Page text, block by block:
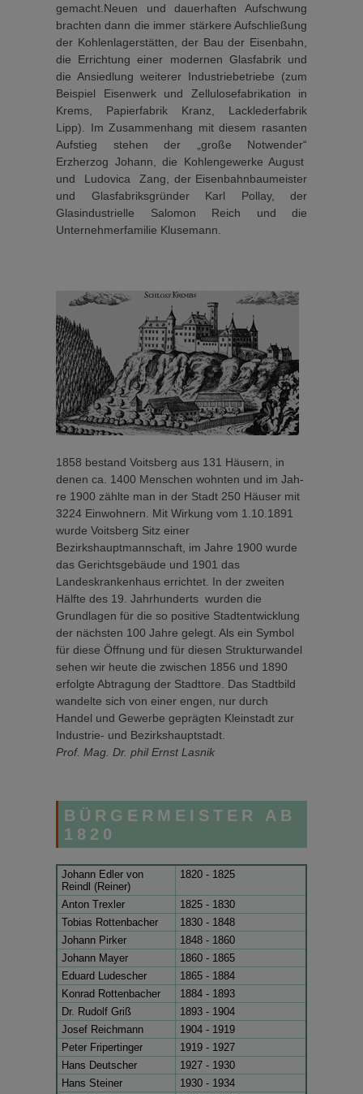
gemacht.Neuen und dauerhaften Aufschwung
brachten dann die immer stärkere Aufschließung
der Kohlenlagerstätten, der Bau der Eisenbahn,
die Errichtung einer modernen Glasfabrik und
die Ansiedlung weiterer In­dustriebetriebe (zum
Beispiel Eisenwerk und Zellulosefabri­kation in
Krems, Papierfabrik Kranz, Lacklederfabrik
Lipp). Im Zusammenhang mit diesem ra­santen
Aufstieg stehen der „gro­ße Notwender“
Erzherzog Jo­hann, die Kohlengewerke Au­gust
und Ludovica Zang, der Eisenbahnbaumeister
und Glasfabriksgründer Karl Pollay, der
Glasindustrielle Salomon Reich und die
Unternehmer­familie Klusemann.
1858 bestand Voitsberg aus 131 Häusern, in
denen ca. 1400 Menschen wohnten und im Jah­
re 1900 zählte man in der Stadt 250 Häuser mit
3224 Einwoh­nern. Mit Wirkung vom 1.10.1891
wurde Voitsberg Sitz ei­ner
Bezirkshauptmannschaft, im Jahre 1900 wurde
das Gerichtsgebäude und 1901 das
Landeskrankenhaus errichtet. In der zweiten
Hälfte des 19. Jahrhunderts wurden die
Grundlagen für die so positive Stadtentwicklung
der nächsten 100 Jahre gelegt. Als ein Sym­bol
für diese Öffnung und für diesen Strukturwandel
sehen wir heute die zwischen 1856 und 1890
erfolgte Abtragung der Stadttore. Das Stadtbild
wandelte sich von einer engen, nur durch
Handel und Gewer­be geprägten Kleinstadt zur
Industrie- und Be­zirkshauptstadt.
Prof. Mag. Dr. phil Ernst Lasnik
BÜRGERMEISTER AB
1820
Johann Edler von
Reindl (Reiner)
1820 - 1825
Anton Trexler
1825 - 1830
Tobias Rottenbacher
1830 - 1848
Johann Pirker
1848 - 1860
Johann Mayer
1860 - 1865
Eduard Ludescher
1865 - 1884
Konrad Rottenbacher
1884 - 1893
Dr. Rudolf Griß
1893 - 1904
Josef Reichmann
1904 - 1919
Peter Fripertinger
1919 - 1927
Hans Deutscher
1927 - 1930
Hans Steiner
1930 - 1934